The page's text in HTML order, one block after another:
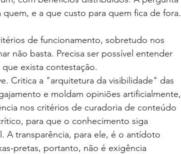
e a que custo para quem fica de fora.
de funcionamento, sobretudo nos
não basta. Precisa ser possível entender
exista contestação.
Critica a "arquitetura da visibilidade" das
e moldam opiniões artificialmente,
nos critérios de curadoria de conteúdo
para que o conhecimento siga
A transparência, para ele, é o antídoto
pretas, portanto, não é exigência